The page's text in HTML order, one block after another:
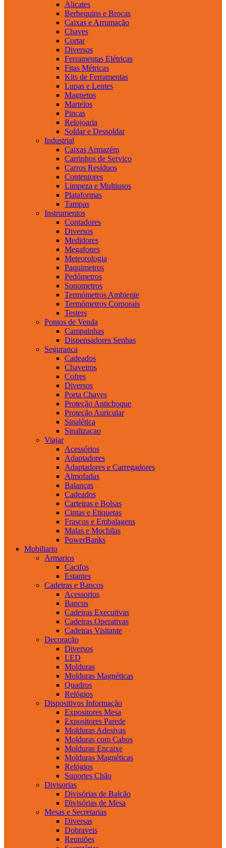
Alicates
Berbequins e Brocas
Caixas e Arrumação
Chaves
Cortar
Diversos
Ferramentas Elétricas
Fitas Métricas
Kits de Ferramentas
Lupas e Lentes
Magnetos
Martelos
Pincas
Relojoaria
Soldar e Dessoldar
Industrial
Caixas Armazém
Carrinhos de Serviço
Carros Resíduos
Contentores
Limpeza e Multiusos
Plataformas
Tampas
Instrumentos
Contadores
Diversos
Medidores
Megafones
Meteorologia
Paquimetros
Pedómetros
Sonometros
Termómetros Ambiente
Termómetros Corporais
Testers
Pontos de Venda
Campainhas
Dispensadores Senhas
Seguranca
Cadeados
Chaveiros
Cofres
Diversos
Porta Chaves
Proteção Antichoque
Proteção Auricular
Sinalética
Sinalizacao
Viajar
Acessórios
Adaptadores
Adaptadores e Carregadores
Almofadas
Balanças
Cadeados
Carteiras e Bolsas
Cintas e Etiquetas
Frascos e Embalagens
Malas e Mochilas
PowerBanks
Mobiliario
Armarios
Cacifos
Estantes
Cadeiras e Bancos
Acessorios
Bancos
Cadeiras Executivas
Cadeiras Operativas
Cadeiras Visitante
Decoração
Diversos
LED
Molduras
Molduras Magnéticas
Quadros
Relógios
Dispositivos Informação
Expositores Mesa
Expositores Parede
Molduras Adesivas
Molduras com Cabos
Molduras Encaixe
Molduras Magnéticas
Relógios
Suportes Chão
Divisorias
Divisórias de Balcão
Divisórias de Mesa
Mesas e Secretarias
Diversas
Dobraveis
Reuniões